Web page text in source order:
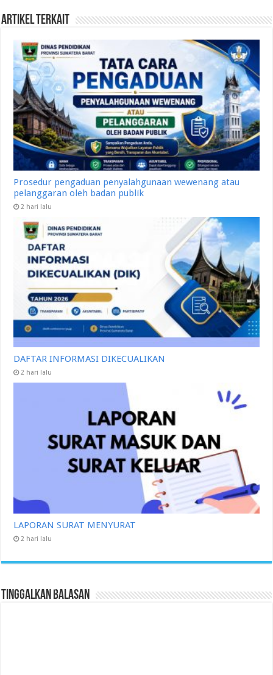
Artikel Terkait
Prosedur pengaduan penyalahgunaan wewenang atau
pelanggaran oleh badan publik
2 hari lalu
DAFTAR INFORMASI DIKECUALIKAN
2 hari lalu
LAPORAN SURAT MENYURAT
2 hari lalu
Tinggalkan Balasan